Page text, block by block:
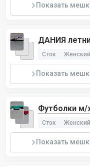
Показать
ДАНИЯ
Сток
Показать
Футболки м/
Сток
Показать